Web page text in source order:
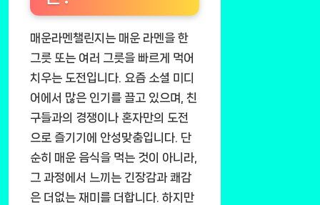
매운라멘챌린지는 매운 라멘을 한
그릇 또는 여러 그릇을 빠르게 먹어
치우는 도전입니다. 요즘 소셜 미디
어에서 많은 인기를 끌고 있으며, 친
구들과의 경쟁이나 혼자만의 도전
으로 즐기기에 안성맞춤입니다. 단
순히 매운 음식을 먹는 것이 아니라,
그 과정에서 느끼는 긴장감과 쾌감
은 더없는 재미를 더합니다. 하지만